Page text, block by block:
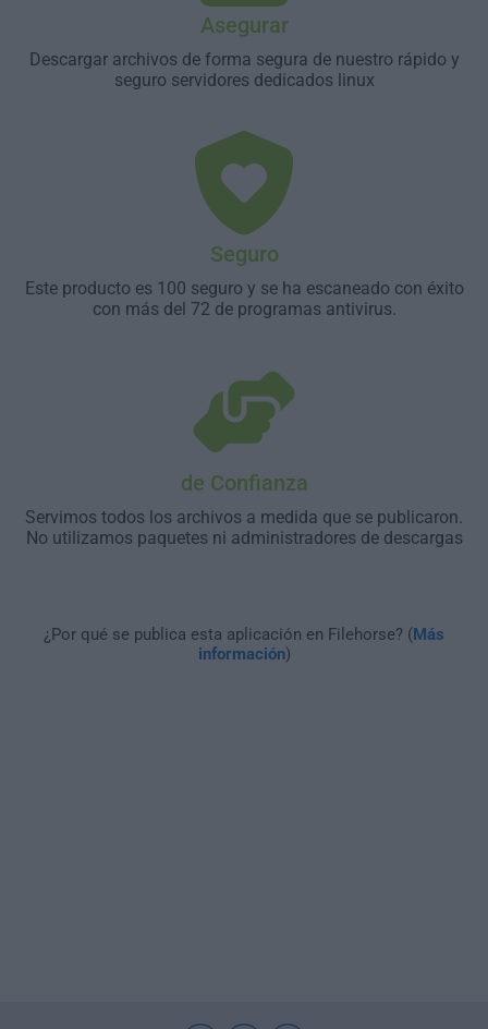
Asegurar
Descargar archivos de forma segura de nuestro rápido y
seguro servidores dedicados linux
Seguro
Este producto es 100 seguro y se ha escaneado con éxito
con más del 72 de programas antivirus.
de Confianza
Servimos todos los archivos a medida que se publicaron.
No utilizamos paquetes ni administradores de descargas
¿Por qué se publica esta aplicación en Filehorse? (Más
información)